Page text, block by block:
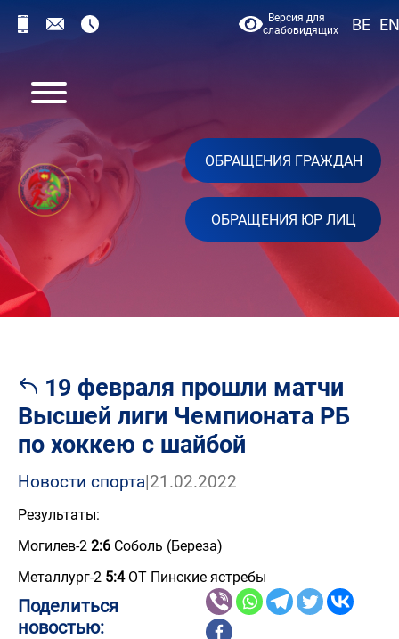
Версия для
слабовидящих
BE EN
ОБРАЩЕНИЯ ГРАЖДАН
ОБРАЩЕНИЯ ЮР ЛИЦ
19 февраля прошли матчи
Высшей лиги Чемпионата РБ
по хоккею с шайбой
Новости спорта|21.02.2022
Результаты:
Могилев-2 2:6 Соболь (Береза)
Металлург-2 5:4ОТ Пинские ястребы
Поделиться
новостью: